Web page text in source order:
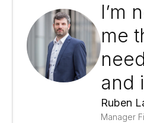
I’m
me
and
Ruben
Manager